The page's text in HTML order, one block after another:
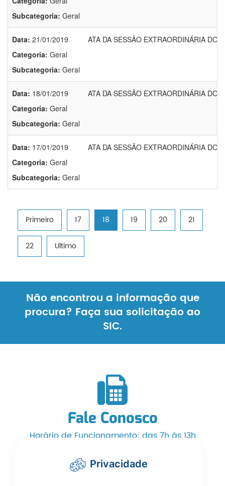
Subcategoria: Geral
Data: 21/01/2019
Categoria: Geral
Subcategoria: Geral
ATA DA SESSÃO EXTRAORDINÁRIA DO
Data: 18/01/2019
Categoria: Geral
Subcategoria: Geral
ATA DA SESSÃO EXTRAORDINÁRIA DO
Data: 17/01/2019
Categoria: Geral
Subcategoria: Geral
ATA DA SESSÃO EXTRAORDINÁRIA DO
Primeiro 17 18 19 20 21
22 Ultimo
Não encontrou a informação que
procura? Faça sua solicitação ao
SIC.
Fale Conosco
Horário de Funcionamento: das 7h às 13h
cmcarlinda@hotmail.com
Privacidade